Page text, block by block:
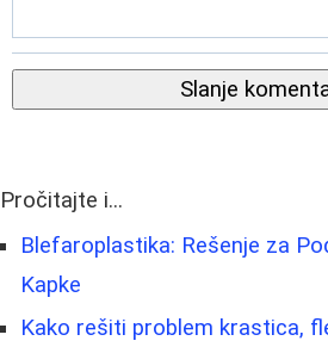
Slanje
Pročitajte i...
Blefaroplastika: Rešenje za
Kapke
Kako rešiti problem krastica,